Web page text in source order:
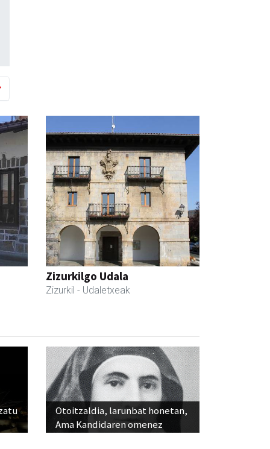
Zizurkilgo Udala
Zizurkil - Udaletxeak
Otoitzaldia, larunbat honetan,
Ama Kandidaren omenez